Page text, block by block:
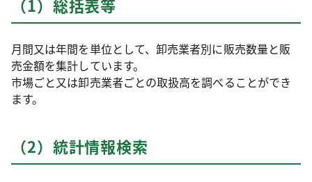
（1）総括表等
月間又は年間を単位として、卸売業者別に販売数量と販
売金額を集計しています。
市場ごと又は卸売業者ごとの取扱高を調べることができ
ます。
（2）統計情報検索